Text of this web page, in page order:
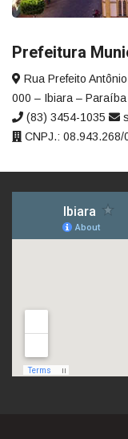
Prefeitura
Rua Prefeito
000 – Ibiara – Paraíba
(83) 3454-1035
CNPJ.: 08.943.268/